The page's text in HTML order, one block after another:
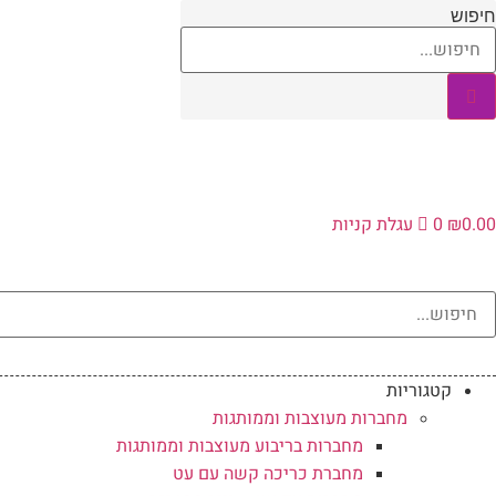
דלג
לתוכן
חיפוש
₪0.00
0 עגלת קניות
קטגוריות
מחברות מעוצבות וממותגות
מחברות בריבוע מעוצבות וממותגות
מחברת כריכה קשה עם עט